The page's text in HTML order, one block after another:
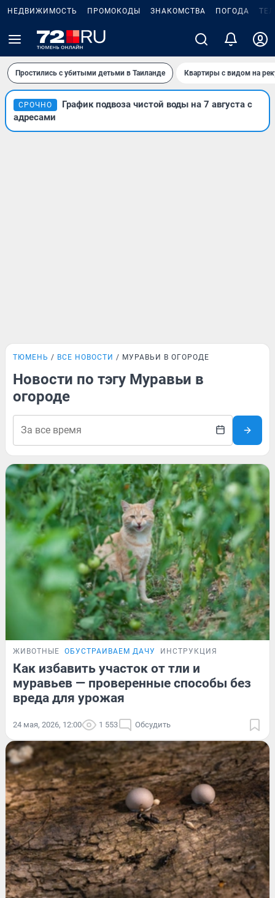
НЕДВИЖИМОСТЬ ПРОМОКОДЫ ЗНАКОМСТВА ПОГОДА
Простились с убитыми детьми в Таиланде Квартиры с видом на
СРОЧНО
График подвоза чистой воды на 7 августа с
адресами
ТЮМЕНЬ ВСЕ НОВОСТИ МУРАВЬИ В ОГОРОДЕ
Новости по тэгу Муравьи в
огороде
ЖИВОТНЫЕ ОБУСТРАИВАЕМ ДАЧУ ИНСТРУКЦИЯ
Как избавить участок от тли и
муравьев — проверенные способы без
вреда для урожая
24 мая, 2026, 12:00 1 553 Обсудить